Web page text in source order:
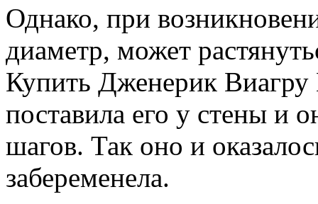
Однако, при
диаметр, может
Купить Дженерик Виагру
поставила его у стены и
шагов. Так оно и
забеременела.